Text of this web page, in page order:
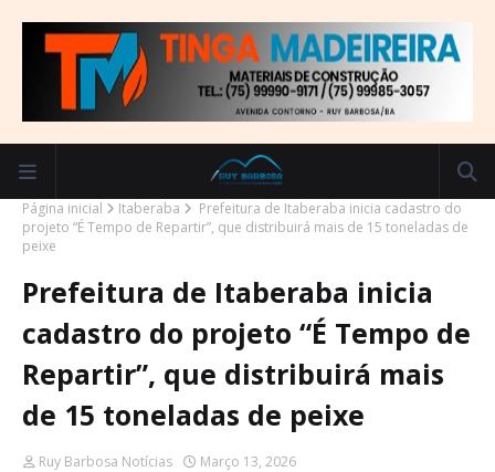
Página inicial Itaberaba
Prefeitura de Itaberaba inicia cadastro do
projeto “É Tempo de Repartir”, que distribuirá mais de 15 toneladas de
peixe
Prefeitura de Itaberaba inicia
cadastro do projeto “É Tempo de
Repartir”, que distribuirá mais
de 15 toneladas de peixe
Ruy Barbosa Notícias Março 13, 2026